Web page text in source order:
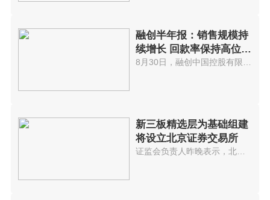
融创半年报：销售规模持
续增长 回款率保持高位水
平
新三板精选层为基础组建
将设立北京证券交易所
证监会负责人昨晚表示，北京证券...